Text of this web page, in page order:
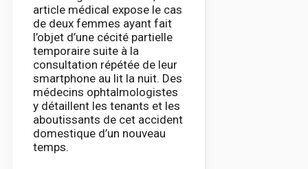
article médical expose le cas
de deux femmes ayant fait
l’objet d’une cécité partielle
temporaire suite à la
consultation répétée de leur
smartphone au lit la nuit. Des
médecins ophtalmologistes
y détaillent les tenants et les
aboutissants de cet accident
domestique d’un nouveau
temps.